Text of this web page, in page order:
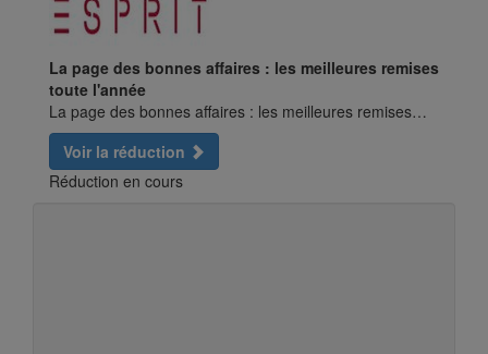
La page des bonnes affaires : les meilleures remises
toute l'année
La page des bonnes affaires : les meilleures remises…
Voir la réduction
Réduction en cours